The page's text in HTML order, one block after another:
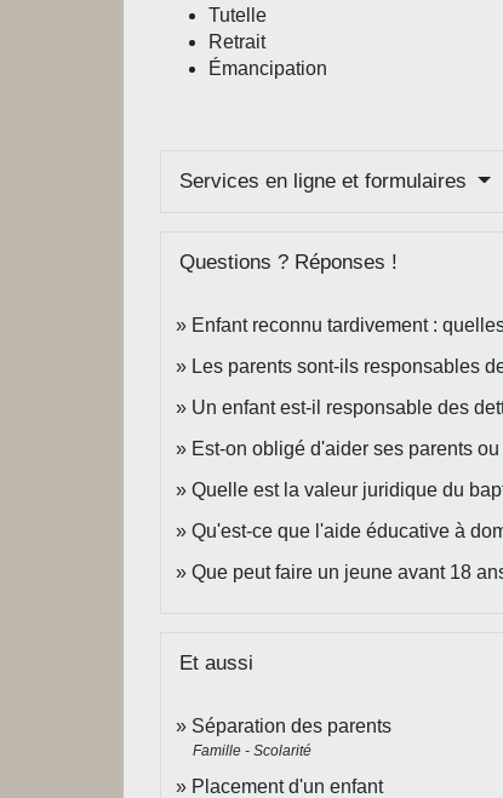
Tutelle
Retrait
Émancipation
Services en ligne et formulaires
Questions ? Réponses !
Enfant reconnu tardivement :
Les parents sont-ils responsables
Un enfant est-il responsable des
Est-on obligé d'aider ses parents
Quelle est la valeur juridique du
Qu'est-ce que l'aide éducative à
Que peut faire un jeune avant 18
Et aussi
Séparation des parents
Famille - Scolarité
Placement d'un enfant